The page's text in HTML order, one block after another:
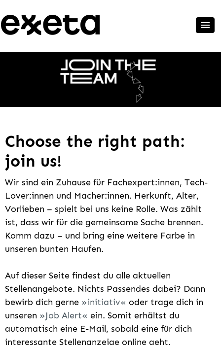
Choose the right path:
join us!
Wir sind ein Zuhause für Fachexpert:innen, Tech-
Lover:innen und Macher:innen. Herkunft, Alter,
Vorlieben – spielt bei uns keine Rolle. Was zählt
ist, dass wir für die gemeinsame Sache brennen.
Komm dazu – und bring eine weitere Farbe in
unseren bunten Haufen.
Auf dieser Seite findest du alle aktuellen
Stellenangebote. Nichts Passendes dabei? Dann
bewirb dich gerne
initiativ
oder trage dich in
unseren
Job Alert
ein. Somit erhältst du
automatisch eine E-Mail, sobald eine für dich
interessante Stellenanzeige online geht.